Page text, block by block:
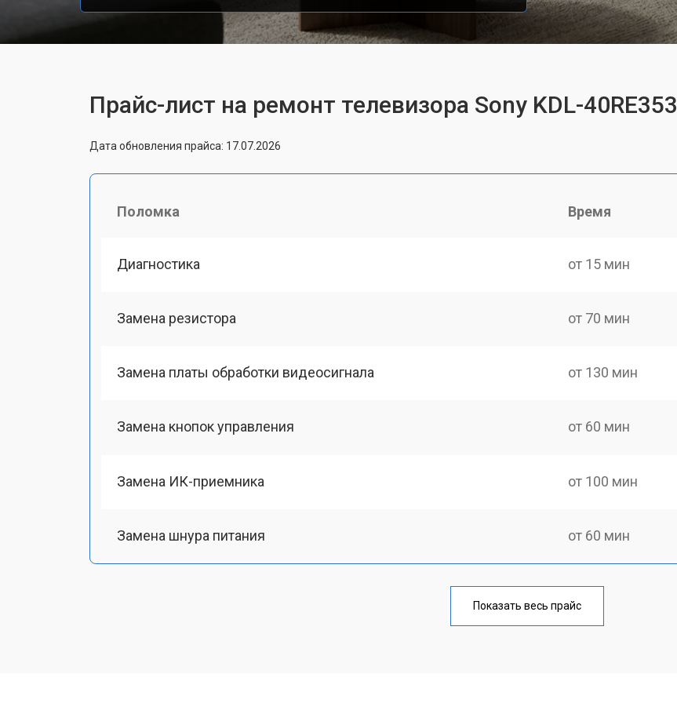
Прайс-лист на ремонт телевизора Sony KDL-40RE353
Дата обновления прайса: 17.07.2026
Поломка Время
Диагностика от 15 мин
Замена резистора от 70 мин
Замена платы обработки видеосигнала от 130 мин
Замена кнопок управления от 60 мин
Замена ИК-приемника от 100 мин
Замена шнура питания от 60 мин
от 90 мин
Показать весь прайс